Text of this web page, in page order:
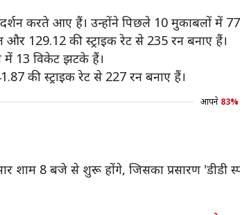
करते आए हैं। उन्होंने पिछले 10 मुकाबलों में
129.12 की स्ट्राइक रेट से 235 रन बनाए हैं।
में 13 विकेट झटके हैं।
की स्ट्राइक रेट से 227 रन बनाए हैं।
आपने 83%
शाम 8 बजे से शुरू होंगे, जिसका प्रसारण